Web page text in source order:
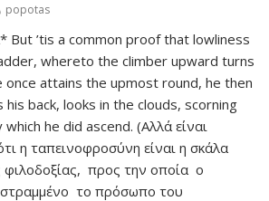
popotas
’tis a common proof that lowliness
whereto the climber upward turns
once attains the upmost round, he then
back, looks in the clouds, scorning
he did ascend. (Αλλά είναι
η ταπεινοφροσύνη είναι η σκάλα
φιλοδοξίας, προς την οποία ο
το πρόσωπο του